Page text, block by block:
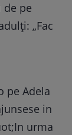
de pe
„Fac
pe Adela
in
urma